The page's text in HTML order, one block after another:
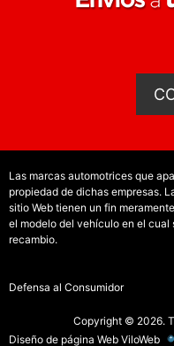
Las marcas automotrices que
propiedad de dichas empresas.
sitio Web tienen un fin
el modelo del vehículo en el
recambio.
Defensa al Consumidor
Copyright © 2026.
Diseño de página Web ViloWeb